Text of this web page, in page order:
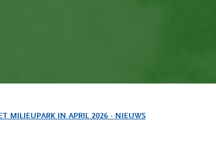
MILIEUPARK IN APRIL 2026 - NIEUWS